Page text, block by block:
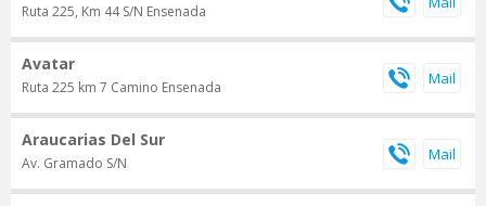
Ruta 225, Km 44 S/N Ensenada
Avatar
Ruta 225 km 7 Camino Ensenada
Araucarias Del Sur
Av. Gramado S/N